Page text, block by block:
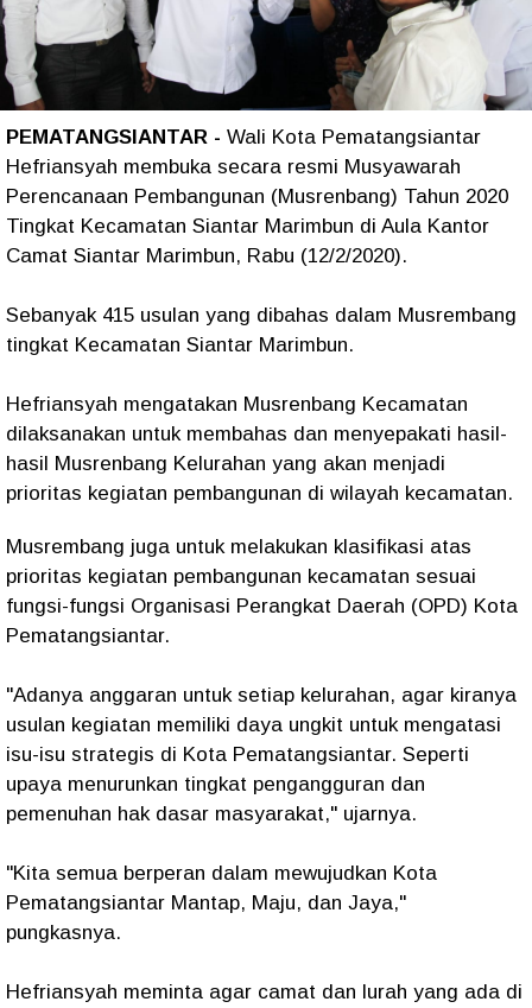
PEMATANGSIANTAR - Wali Kota Pematangsiantar
Hefriansyah membuka secara resmi Musyawarah
Perencanaan Pembangunan (Musrenbang) Tahun 2020
Tingkat Kecamatan Siantar Marimbun di Aula Kantor
Camat Siantar Marimbun, Rabu (12/2/2020).
Sebanyak 415 usulan yang dibahas dalam Musrembang
tingkat Kecamatan Siantar Marimbun.
Hefriansyah mengatakan Musrenbang Kecamatan
dilaksanakan untuk membahas dan menyepakati hasil-
hasil Musrenbang Kelurahan yang akan menjadi
prioritas kegiatan pembangunan di wilayah kecamatan.
Musrembang juga untuk melakukan klasifikasi atas
prioritas kegiatan pembangunan kecamatan sesuai
fungsi-fungsi Organisasi Perangkat Daerah (OPD) Kota
Pematangsiantar.
"Adanya anggaran untuk setiap kelurahan, agar kiranya
usulan kegiatan memiliki daya ungkit untuk mengatasi
isu-isu strategis di Kota Pematangsiantar. Seperti
upaya menurunkan tingkat pengangguran dan
pemenuhan hak dasar masyarakat," ujarnya.
"Kita semua berperan dalam mewujudkan Kota
Pematangsiantar Mantap, Maju, dan Jaya,"
pungkasnya.
Hefriansyah meminta agar camat dan lurah yang ada di